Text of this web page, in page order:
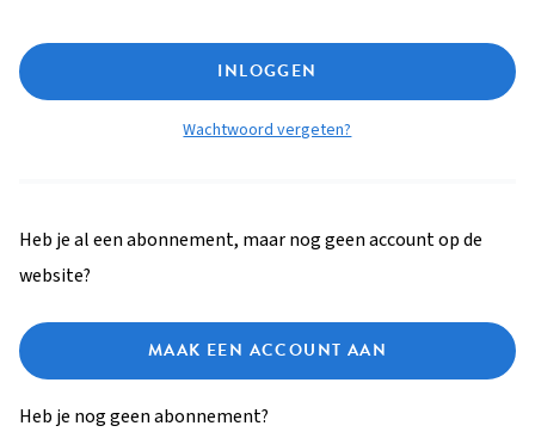
INLOGGEN
Wachtwoord vergeten?
Heb je al een abonnement, maar nog geen account op de
website?
MAAK EEN ACCOUNT AAN
Heb je nog geen abonnement?